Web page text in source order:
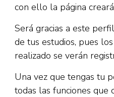
con ello la página
Será gracias a este
de tus estudios, pues
realizado se verán
Una vez que tengas tu
todas las funciones que